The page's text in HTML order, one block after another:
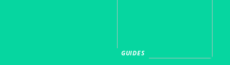
GUIDES